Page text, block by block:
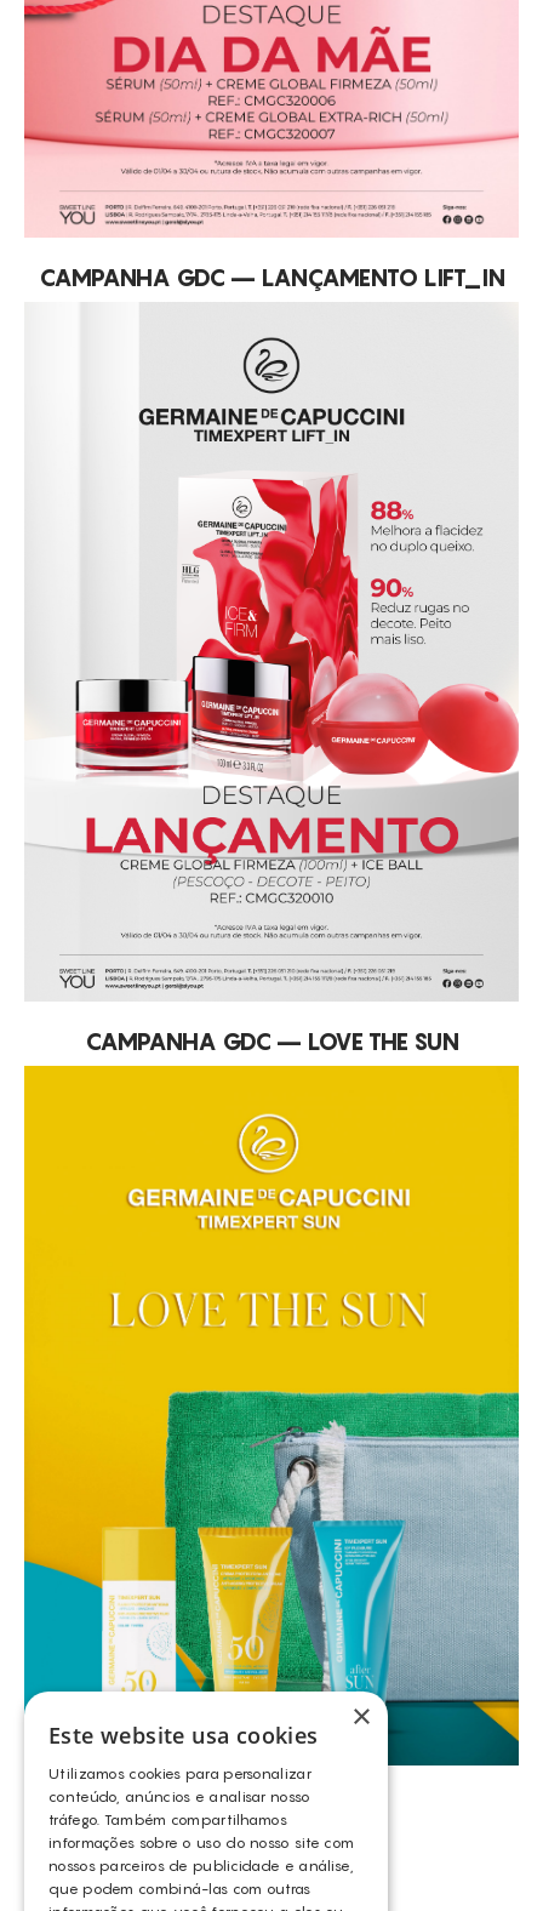
CAMPANHA GDC – LANÇAMENTO LIFT_IN
CAMPANHA GDC – LOVE THE SUN
VER MAIS CAMPANHAS
×
Este website usa cookies
Utilizamos cookies para personalizar
conteúdo, anúncios e analisar nosso
tráfego. Também compartilhamos
informações sobre o uso do nosso site com
nossos parceiros de publicidade e análise,
que podem combiná-las com outras